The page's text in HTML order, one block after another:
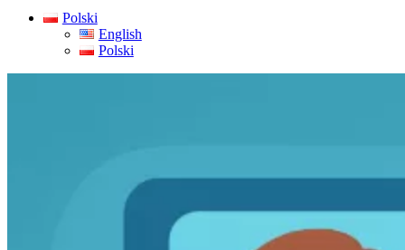
Polski
English
Polski